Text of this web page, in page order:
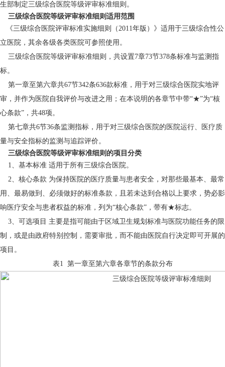
生部制定三级综合医院等级评审标准细则。
三级综合医院等级评审标准细则适用范围
《三级综合医院评审标准实施细则（2011年版）》适用于三级综合性公
立医院，其余各级各类医院可参照使用。
三级综合医院等级评审标准细则，共设置7章73节378条标准与监测指
标。
第一章至第六章共67节342条636款标准，用于对三级综合医院实地评
审，并作为医院自我评价与改进之用；在本说明的各章节中带“★”为“核
心条款”，共48项。
第七章共6节36条监测指标，用于对三级综合医院的医院运行、医疗质
量与安全指标的监测与追踪评价。
三级综合医院等级评审标准细则的项目分类
1、基本标准 适用于所有三级综合医院。
2、核心条款 为保持医院的医疗质量与患者安全，对那些最基本、最常
用、最易做到、必须做好的标准条款，且若未达到合格以上要求，势必影
响医疗安全与患者权益的标准，列为“核心条款”，带有★标志。
3、可选项目 主要是指可能由于区域卫生规划标准与医院功能任务的限
制，或是由政府特别控制，需要审批，而不能由医院自行决定即可开展的
项目。
表1 第一章至第六章各章节的条款分布